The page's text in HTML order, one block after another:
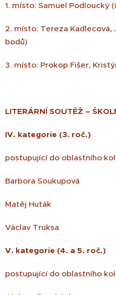
1. místo: Samuel Podloucký
2. místo: Tereza Kadlecová,
bodů)
3. místo: Prokop Fišer,
LITERÁRNÍ SOUTĚŽ –
IV. kategorie (3. roč.)
postupující do oblastního
Barbora Soukupová
Matěj Huták
Václav Truksa
V. kategorie (4. a 5. roč.)
postupující do oblastního